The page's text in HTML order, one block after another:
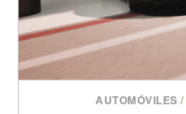
AUTOMÓVILES /